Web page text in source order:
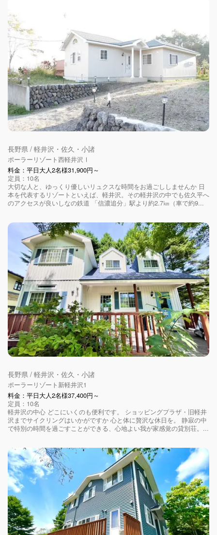
長野県 / 軽井沢・佐久・小諸
ポーラーリゾート西軽井沢Ⅰ
料金：平日大人2名様31,900円～
定員：10名
大切な人と、ゆっくり優しいリュクスな時間をお過ごししませんか 日
本を代表するリゾートといえば、軽井沢。その軽井沢の中でも佐久平へ
のアクセスが良いしなの鉄道 「信濃追分」駅より約2.7㎞（車で約9...
長野県 / 軽井沢・佐久・小諸
ポーラーリゾート新軽井沢1
料金：平日大人2名様37,400円～
定員：10名
軽井沢の中心 どこにいくのも便利です。 ショッピングプラザ・旧軽井
沢までサイクリングはいかがですか 心と体に贅沢な休日を。 静寂の中
で特別の時間を過ごすことができる、心地よい我が家感覚の貸別荘。...